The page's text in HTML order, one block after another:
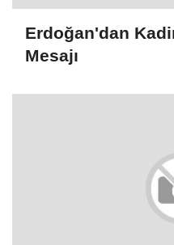
Erdoğan'dan
Mesajı